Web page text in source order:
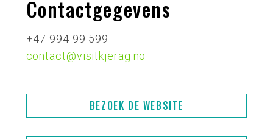
Contactgegevens
+47 994 99 599
contact@visitkjerag.no
BEZOEK DE WEBSITE